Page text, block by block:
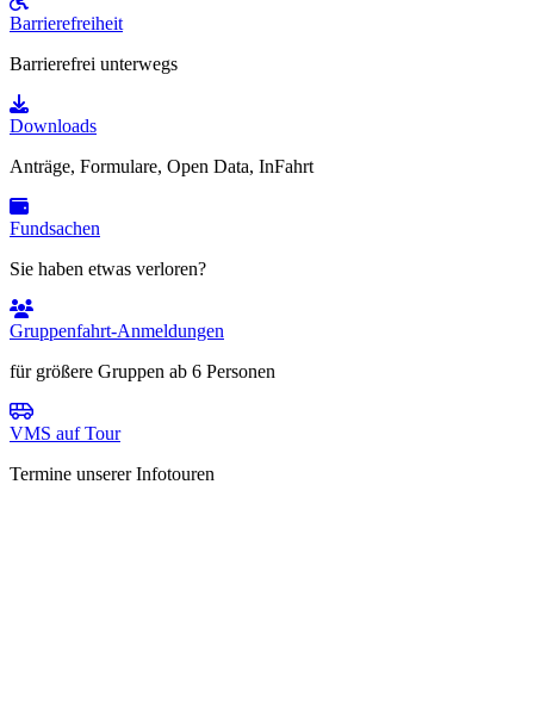
Barrierefreiheit
Barrierefrei unterwegs
Downloads
Anträge, Formulare, Open Data, InFahrt
Fundsachen
Sie haben etwas verloren?
Gruppenfahrt-Anmeldungen
für größere Gruppen ab 6 Personen
VMS auf Tour
Termine unserer Infotouren